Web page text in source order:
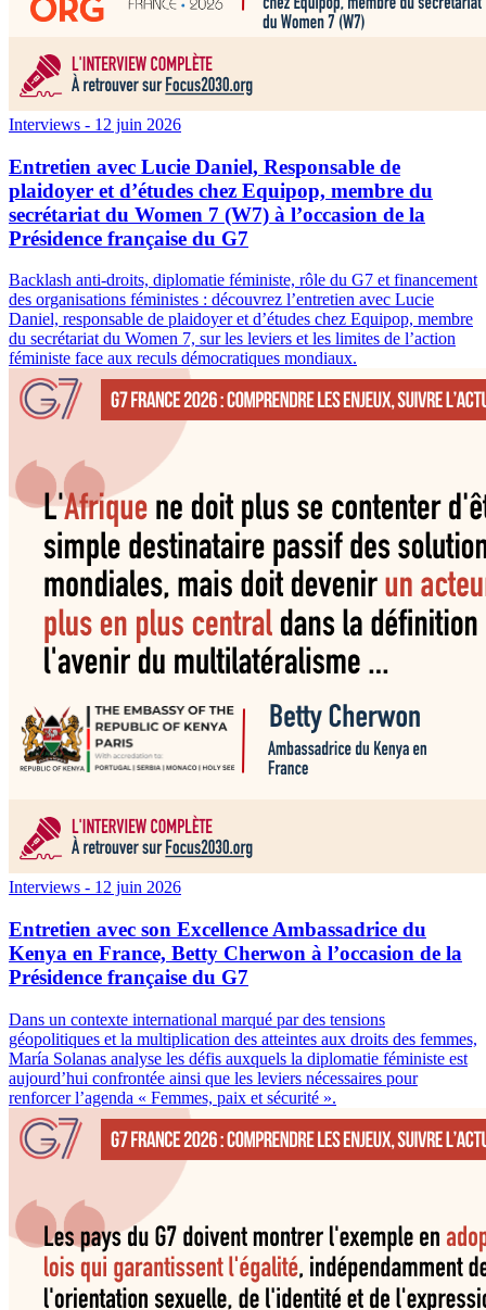
Interviews - 12 juin 2026
Entretien avec Lucie Daniel, Responsable de
plaidoyer et d’études chez Equipop, membre du
secrétariat du Women 7 (W7) à l’occasion de la
Présidence française du G7
Backlash anti-droits, diplomatie féministe, rôle du G7 et financement
des organisations féministes : découvrez l’entretien avec Lucie
Daniel, responsable de plaidoyer et d’études chez Equipop, membre
du secrétariat du Women 7, sur les leviers et les limites de l’action
féministe face aux reculs démocratiques mondiaux.
Interviews - 12 juin 2026
Entretien avec son Excellence Ambassadrice du
Kenya en France, Betty Cherwon à l’occasion de la
Présidence française du G7
Dans un contexte international marqué par des tensions
géopolitiques et la multiplication des atteintes aux droits des femmes,
María Solanas analyse les défis auxquels la diplomatie féministe est
aujourd’hui confrontée ainsi que les leviers nécessaires pour
renforcer l’agenda « Femmes, paix et sécurité ».